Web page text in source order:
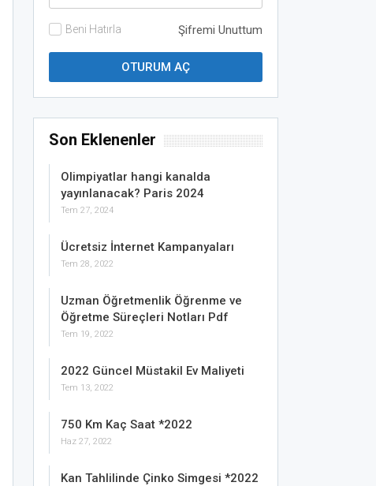
Şifremi Unuttum
Beni Hatırla
Son Eklenenler
Olimpiyatlar hangi kanalda
yayınlanacak? Paris 2024
Tem 27, 2024
Ücretsiz İnternet Kampanyaları
Tem 28, 2022
Uzman Öğretmenlik Öğrenme ve
Öğretme Süreçleri Notları Pdf
Tem 19, 2022
2022 Güncel Müstakil Ev Maliyeti
Tem 13, 2022
750 Km Kaç Saat *2022
Haz 27, 2022
Kan Tahlilinde Çinko Simgesi *2022